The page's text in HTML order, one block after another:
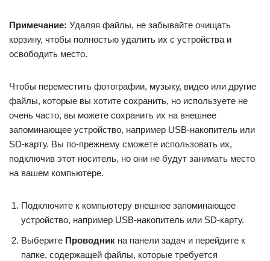
Примечание: Удаляя файлы, не забывайте очищать
корзину, чтобы полностью удалить их с устройства и
освободить место.
Чтобы переместить фотографии, музыку, видео или другие
файлы, которые вы хотите сохранить, но используете не
очень часто, вы можете сохранить их на внешнее
запоминающее устройство, например USB-накопитель или
SD-карту. Вы по-прежнему сможете использовать их,
подключив этот носитель, но они не будут занимать место
на вашем компьютере.
Подключите к компьютеру внешнее запоминающее
устройство, например USB-накопитель или SD-карту.
Выберите Проводник на панели задач и перейдите к
папке, содержащей файлы, которые требуется